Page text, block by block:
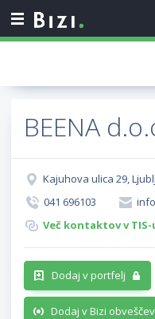
BEENA
Kajuhova ulica 29,
041 696103
Več kontaktov v TIS-
Dodaj v portfelj
Dodaj v Bizi